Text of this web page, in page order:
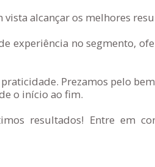
alcançar os melhores
experiência no segmento,
Prezamos pelo
o início ao fim.
resultados! Entre em